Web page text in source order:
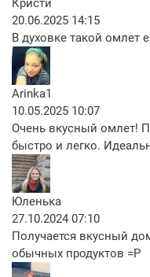
Кристи
20.06.2025 14:15
В духовке такой омлет
Arinka1
10.05.2025 10:07
Очень вкусный омлет!
быстро и легко.
Юленька
27.10.2024 07:10
Получается вкусный
обычных продуктов =Р